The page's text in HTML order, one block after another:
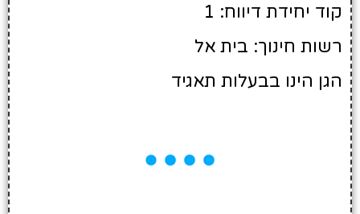
קוד יחידת דיווח: 1
רשות חינוך: בית אל
הגן הינו בבעלות תאגיד